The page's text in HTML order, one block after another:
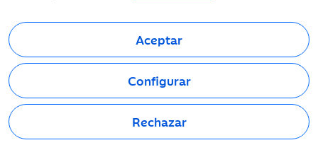
Aceptar
Configurar
Rechazar
Fecha de Edición: 10/08/2026
©Ibercaja Banco, S.A. - IBERCAJA - NIF. A-99319030 R.M. de
Zaragoza (T.3865. F.1. H.Z.-52186, Inscripc.1º).
Entidad de Crédito inscrita en el Registro Especial del Banco de
España con el código 2085.
Domicilio social: Plaza de Basilio Paraíso, 2. 50008-Zaragoza.